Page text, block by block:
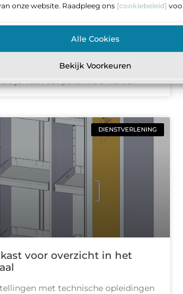
onze website. Raadpleeg ons [cookiebeleid]
Alle Cookies
Bekijk Voorkeuren
optimalisatie als
voor online groei in
dat je website prima is, maar
en telefoontjes toch achterblijven?
je vaak dat potentiële klanten
DIENSTVERLENING
voor overzicht in het
met technische opleidingen